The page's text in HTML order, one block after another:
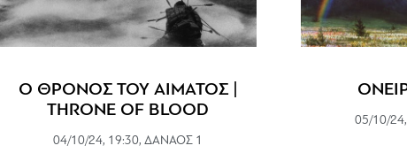
Ο ΘΡΟΝΟΣ ΤΟΥ ΑΙΜΑΤΟΣ |
THRONE OF BLOOD
04/10/24, 19:30, ΔΑΝΑΟΣ 1
05/10/